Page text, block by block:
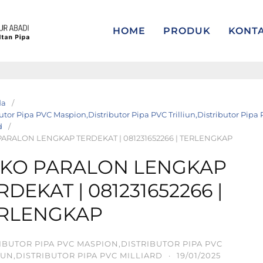
HOME PRODUK
Pipa PVC Maspion,Distributor Pipa PVC Trilliun,Distributor Pipa
LENGKAP TERDEKAT | 081231652266 | TERLENGKAP
PARALON LENGKAP
| 081231652266 |
PIPA PVC MASPION,DISTRIBUTOR PIPA PVC
PIPA PVC MILLIARD
· 19/01/2025